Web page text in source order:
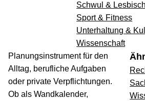
Schwul & Lesbisch
Sport & Fitness
Unterhaltung &
Wissenschaft
Planungsinstrument für den
Alltag, berufliche Aufgaben
oder private Verpflichtungen.
Ob als Wandkalender,